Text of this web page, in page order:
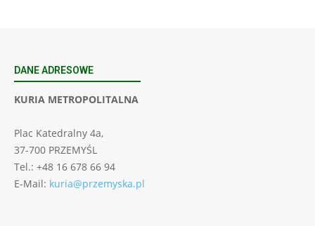
DANE ADRESOWE
KURIA METROPOLITALNA
Plac Katedralny 4a,
37-700 PRZEMYŚL
Tel.: +48 16 678 66 94
E-Mail: kuria@przemyska.pl